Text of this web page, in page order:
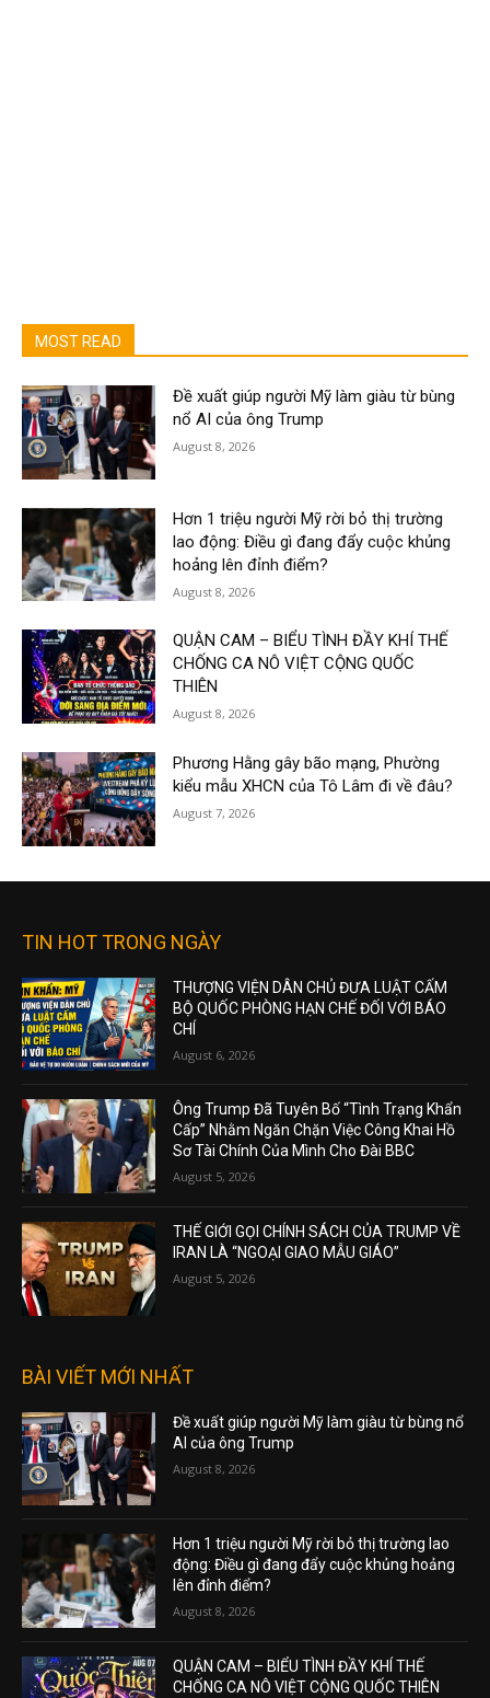
MOST READ
Đề xuất giúp người Mỹ làm giàu từ bùng
nổ AI của ông Trump
August 8, 2026
Hơn 1 triệu người Mỹ rời bỏ thị trường
lao động: Điều gì đang đẩy cuộc khủng
hoảng lên đỉnh điểm?
August 8, 2026
QUẬN CAM – BIỂU TÌNH ĐẦY KHÍ THẾ
CHỐNG CA NÔ VIỆT CỘNG QUỐC
THIÊN
August 8, 2026
Phương Hằng gây bão mạng, Phường
kiểu mẫu XHCN của Tô Lâm đi về đâu?
August 7, 2026
TIN HOT TRONG NGÀY
THƯỢNG VIỆN DÂN CHỦ ĐƯA LUẬT CẤM
BỘ QUỐC PHÒNG HẠN CHẾ ĐỐI VỚI BÁO
CHÍ
August 6, 2026
Ông Trump Đã Tuyên Bố “Tình Trạng Khẩn
Cấp” Nhằm Ngăn Chặn Việc Công Khai Hồ
Sơ Tài Chính Của Mình Cho Đài BBC
August 5, 2026
THẾ GIỚI GỌI CHÍNH SÁCH CỦA TRUMP VỀ
IRAN LÀ “NGOẠI GIAO MẪU GIÁO”
August 5, 2026
BÀI VIẾT MỚI NHẤT
Đề xuất giúp người Mỹ làm giàu từ bùng nổ
AI của ông Trump
August 8, 2026
Hơn 1 triệu người Mỹ rời bỏ thị trường lao
động: Điều gì đang đẩy cuộc khủng hoảng
lên đỉnh điểm?
August 8, 2026
QUẬN CAM – BIỂU TÌNH ĐẦY KHÍ THẾ
CHỐNG CA NÔ VIỆT CỘNG QUỐC THIÊN